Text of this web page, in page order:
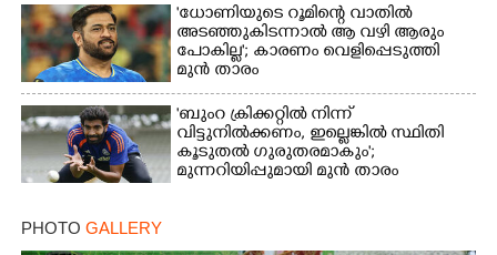
'ധോണിയുടെ റൂമിന്റെ വാതിൽ
അടഞ്ഞുകിടന്നാൽ ആ വഴി ആരും
പോകില്ല'; കാരണം വെളിപ്പെടുത്തി
മുൻ താരം
'ബുംറ ക്രിക്കറ്റിൽ നിന്ന്
വിട്ടുനിൽക്കണം, ഇല്ലെങ്കിൽ സ്ഥിതി
കൂടുതൽ ഗുരുതരമാകും';
മുന്നറിയിപ്പുമായി മുൻ താരം
PHOTO GALLERY